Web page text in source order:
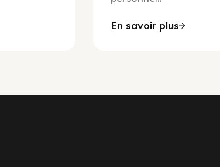
En savoir plus